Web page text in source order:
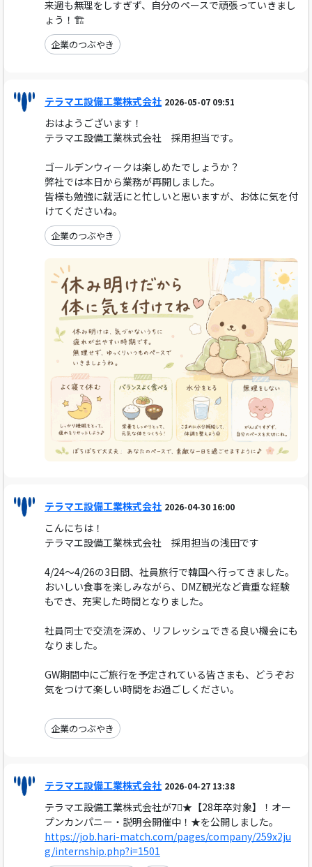
来週も無理をしすぎず、自分のペースで頑張っていきまし
ょう！🏗️
企業のつぶやき
テラマエ設備工業株式会社 2026-05-07 09:51
おはようございます！
テラマエ設備工業株式会社 採用担当です。
ゴールデンウィークは楽しめたでしょうか？
弊社では本日から業務が再開しました。
皆様も勉強に就活にと忙しいと思いますが、お体に気を付
けてくださいね。
企業のつぶやき
テラマエ設備工業株式会社 2026-04-30 16:00
こんにちは！
テラマエ設備工業株式会社 採用担当の浅田です
4/24〜4/26の3日間、社員旅行で韓国へ行ってきました。
おいしい食事を楽しみながら、DMZ観光など貴重な経験
もでき、充実した時間となりました。
社員同士で交流を深め、リフレッシュできる良い機会にも
なりました。
GW期間中にご旅行を予定されている皆さまも、どうぞお
気をつけて楽しい時間をお過ごしください。
企業のつぶやき
テラマエ設備工業株式会社 2026-04-27 13:38
テラマエ設備工業株式会社が7⃣★【28年卒対象】！オー
プンカンパニー・説明会開催中！★を公開しました。
https://job.hari-match.com/pages/company/259x2ju
g/internship.php?i=1501